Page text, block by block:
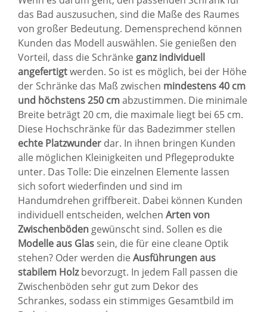
das Bad auszusuchen, sind die Maße des Raumes
von großer Bedeutung. Demensprechend können
Kunden das Modell auswählen. Sie genießen den
Vorteil, dass die Schränke ganz individuell
angefertigtwerden. So ist es möglich, bei der Höhe
der Schränke das Maß zwischen mindestens 40 cm
und höchstens 250 cmabzustimmen. Die minimale
Breite beträgt 20 cm, die maximale liegt bei 65 cm.
Diese Hochschränke für das Badezimmer stellen
echte Platzwunder dar. In ihnen bringen Kunden
alle möglichen Kleinigkeiten und Pflegeprodukte
unter. Das Tolle: Die einzelnen Elemente lassen
sich sofort wiederfinden und sind im
Handumdrehen griffbereit. Dabei können Kunden
individuell entscheiden, welchen Arten von
Zwischenböden gewünscht sind. Sollen es die
Modelle aus Glas sein, die für eine cleane Optik
stehen? Oder werden die Ausführungen aus
stabilem Holzbevorzugt. In jedem Fall passen die
Zwischenböden sehr gut zum Dekor des
Schrankes, sodass ein stimmiges Gesamtbild im